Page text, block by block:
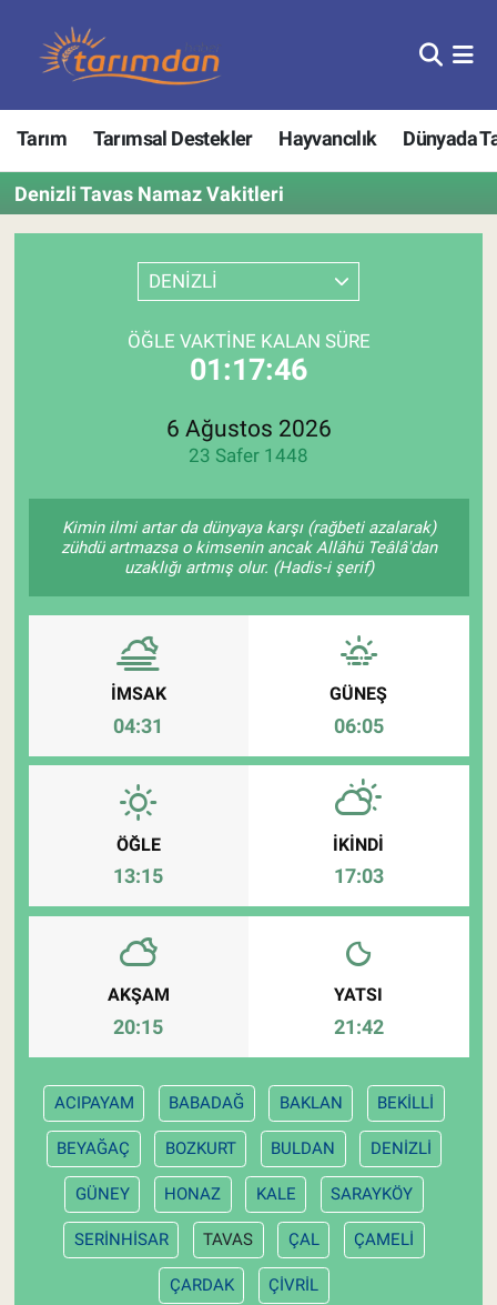
Tarım Tarımsal Destekler Hayvancılık Dünyada
Denizli Tavas Namaz Vakitleri
DENİZLİ
ÖĞLE VAKTINE KALAN SÜRE
01:17:46
6 Ağustos 2026
23 Safer 1448
Kimin ilmi artar da dünyaya karşı (rağbeti azalarak)
zühdü artmazsa o kimsenin ancak Allâhü Teâlâ'dan
uzaklığı artmış olur. (Hadis-i şerif)
İMSAK
04:31
GÜNEŞ
06:05
ÖĞLE
13:15
İKINDI
17:03
AKŞAM
20:15
YATSI
21:42
ACIPAYAM BABADAĞ BAKLAN BEKİLLİ
BEYAĞAÇ BOZKURT BULDAN DENİZLİ
GÜNEY HONAZ KALE SARAYKÖY
SERİNHİSAR TAVAS ÇAL ÇAMELİ
ÇARDAK ÇİVRİL
Tarım
Hayvancılık
Gıda
Tarım Bakanlığı
Pankobirlik
Et fiyatları
Tarım Bilgisi
Yetiştirici Soruyor
Dünyada Tarım
Üretici Birlikleri
Şeker ve Şekerli Mamüller
Tahıllar ve Baklagiller
Tohum
Nöbetçi Eczaneler
Hava Durumu
Trafik Durumu
Son Dakika Haberleri